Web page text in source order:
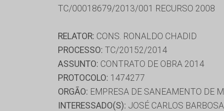
TC/00018679/2013/001 RECURSO 2008
RELATOR: CONS. RONALDO CHADID
PROCESSO: TC/20152/2014
ASSUNTO: CONTRATO DE OBRA 2014
PROTOCOLO: 1474277
ORGÃO: EMPRESA DE SANEAMENTO DE
INTERESSADO(S): JOSÉ CARLOS